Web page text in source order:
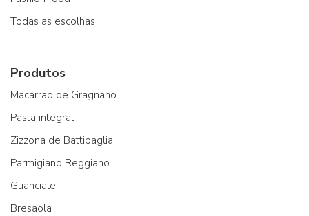
Todas as escolhas
Produtos
Macarrão de Gragnano
Pasta integral
Zizzona de Battipaglia
Parmigiano Reggiano
Guanciale
Bresaola